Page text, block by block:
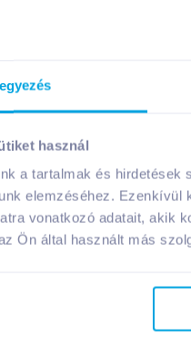
használ
a tartalmak és
elemzéséhez.
vonatkozó adatait, akik
Ön által használt más
és aromákat,
100 g
100 g
szállítható!